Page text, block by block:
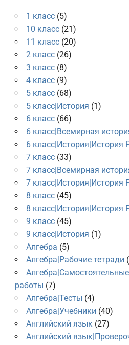
1 класс(5)
10 класс(21)
11 класс(20)
2 класс(26)
3 класс(8)
4 класс(9)
5 класс(68)
5 класс|История (1)
6 класс(66)
6 класс|Всемирная
6 класс|История|История
7 класс(33)
7 класс|Всемирная
7 класс|История|История
8 класс(45)
8 класс|История|История
9 класс(45)
9 класс|История (1)
Алгебра (5)
Алгебра|Рабочие тетради
работы (7)
Алгебра|Тесты (4)
Алгебра|Учебники (40)
Английский язык(27)
Английский